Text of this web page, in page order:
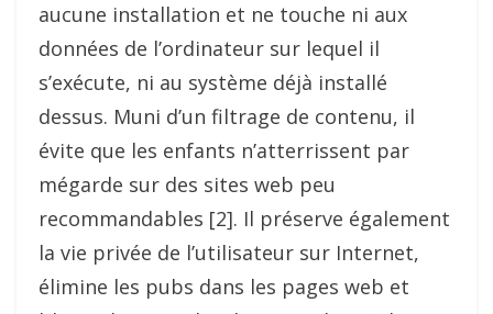
aucune installation et ne touche ni aux
données de l’ordinateur sur lequel il
s’exécute, ni au système déjà installé
dessus. Muni d’un filtrage de contenu, il
évite que les enfants n’atterrissent par
mégarde sur des sites web peu
recommandables [2]. Il préserve également
la vie privée de l’utilisateur sur Internet,
élimine les pubs dans les pages web et